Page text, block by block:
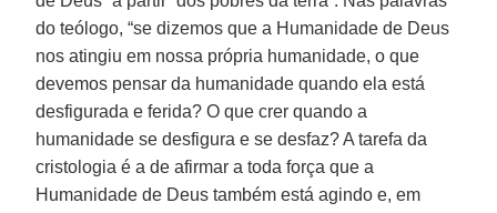
do teólogo, “se dizemos que a Humanidade de Deus
nos atingiu em nossa própria humanidade, o que
devemos pensar da humanidade quando ela está
desfigurada e ferida? O que crer quando a
humanidade se desfigura e se desfaz? A tarefa da
cristologia é a de afirmar a toda força que a
Humanidade de Deus também está agindo e, em